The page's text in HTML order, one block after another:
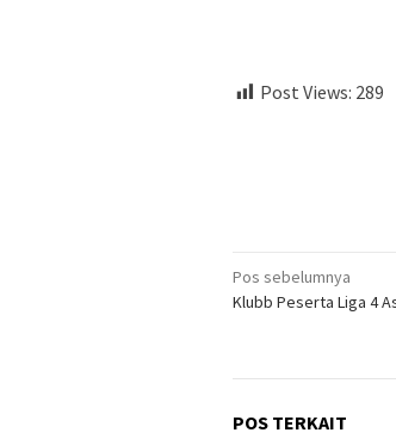
Post Views: 289
Navigasi
pos
Pos sebelumnya
Klubb Peserta Liga 4
POS TERKAIT